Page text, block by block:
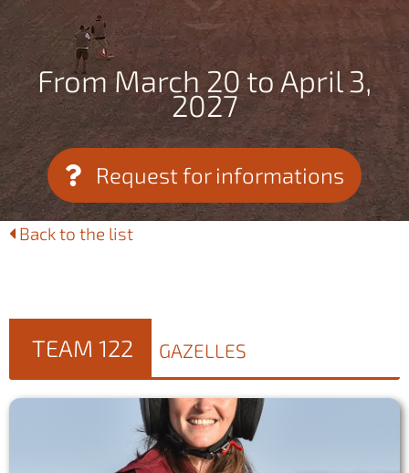
From March 20 to April 3,
2027
Request for informations
Back to the list
TEAM 122 GAZELLES